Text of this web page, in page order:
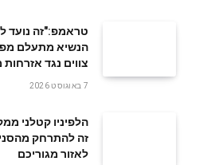
טראמפ:"זה נועד
הנשיא מתעלם
צווים נגד אזרחות
7 באוגוסט 2026
הלפיניו קטלני
זה להתרחק
לאזור מגוריכם